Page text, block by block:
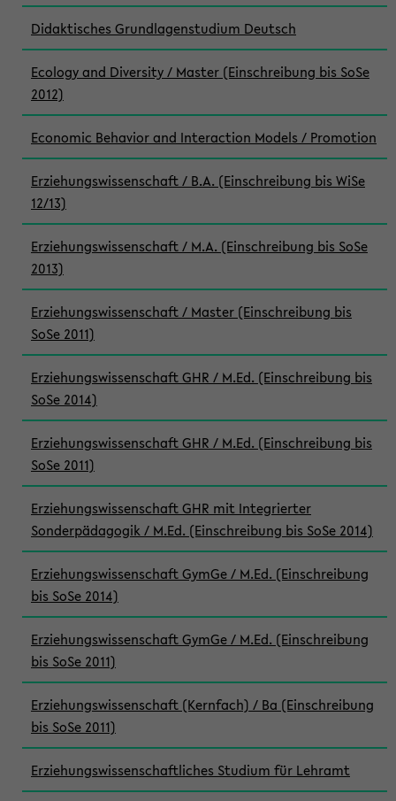
Didaktisches Grundlagenstudium Deutsch
Ecology and Diversity / Master (Einschreibung bis SoSe
2012)
Economic Behavior and Interaction Models / Promotion
Erziehungswissenschaft / B.A. (Einschreibung bis WiSe
12/13)
Erziehungswissenschaft / M.A. (Einschreibung bis SoSe
2013)
Erziehungswissenschaft / Master (Einschreibung bis
SoSe 2011)
Erziehungswissenschaft GHR / M.Ed. (Einschreibung bis
SoSe 2014)
Erziehungswissenschaft GHR / M.Ed. (Einschreibung bis
SoSe 2011)
Erziehungswissenschaft GHR mit Integrierter
Sonderpädagogik / M.Ed. (Einschreibung bis SoSe 2014)
Erziehungswissenschaft GymGe / M.Ed. (Einschreibung
bis SoSe 2014)
Erziehungswissenschaft GymGe / M.Ed. (Einschreibung
bis SoSe 2011)
Erziehungswissenschaft (Kernfach) / Ba (Einschreibung
bis SoSe 2011)
Erziehungswissenschaftliches Studium für Lehramt